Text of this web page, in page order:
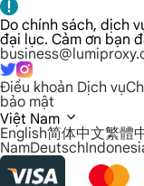
Do chính sách, dịch
đại lục. Cảm ơn bạn
Điều khoản Dịch vụ
bảo mật
Việt Nam
English简体中文繁體
NamDeutsch